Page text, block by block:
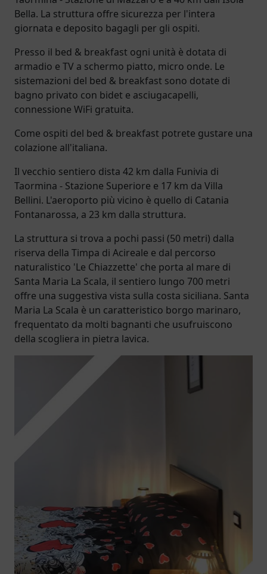
Bella. La struttura offre sicurezza per l'intera
giornata e deposito bagagli per gli ospiti.
Presso il bed & breakfast ogni unità è dotata di
armadio e TV a schermo piatto, micro onde. Le
sistemazioni del bed & breakfast sono dotate di
bagno privato con bidet e asciugacapelli,
connessione WiFi gratuita.
Come ospiti del bed & breakfast potrete gustare una
colazione all'italiana.
Il vecchio sentiero dista 42 km dalla Funivia di
Taormina - Stazione Superiore e 17 km da Villa
Bellini. L'aeroporto più vicino è quello di Catania
Fontanarossa, a 23 km dalla struttura.
La struttura si trova a pochi passi (50 metri) dalla
riserva della Timpa di Acireale e dal percorso
naturalistico 'Le Chiazzette' che porta al mare di
Santa Maria La Scala, il sentiero lungo 700 metri
offre una suggestiva vista sulla costa siciliana. Santa
Maria La Scala è un caratteristico borgo marinaro,
frequentato da molti bagnanti che usufruiscono
della scogliera in pietra lavica.